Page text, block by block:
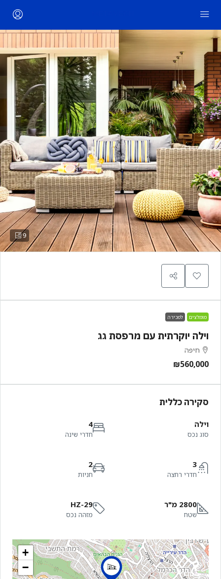
9
מומלצים למכירה
וילה יוקרתית עם מרפסת גג
חיפה
₪560,000
סקירה כללית
וילה
סוג נכס
4
חדרי שינה
3
חדרי רחצה
2
חניות
2800 מ"ר
שטח
HZ-29
מזהה נכס
+
−